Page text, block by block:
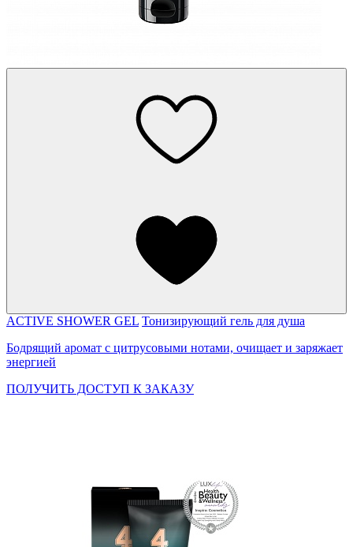
ACTIVE SHOWER GEL Тонизирующий гель для душа
Бодрящий аромат с цитрусовыми нотами, очищает и заряжает
энергией
ПОЛУЧИТЬ ДОСТУП К ЗАКАЗУ